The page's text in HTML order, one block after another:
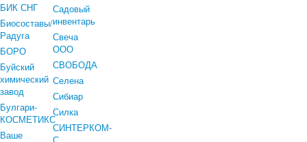
БИК СНГ
Биосоставы/
Радуга
БОРО
Буйский
химический
завод
Булгари-
КОСМЕТИКС
Ваше
Садовый
инвентарь
Свеча
ООО
СВОБОДА
Селена
Сибиар
Силка
СИНТЕРКОМ-